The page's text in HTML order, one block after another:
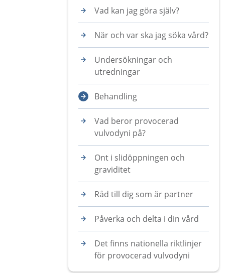
Vad kan jag göra själv?
När och var ska jag söka vård?
Undersökningar och
utredningar
Behandling
Vad beror provocerad
vulvodyni på?
Ont i slidöppningen och
graviditet
Råd till dig som är partner
Påverka och delta i din vård
Det finns nationella riktlinjer
för provocerad vulvodyni